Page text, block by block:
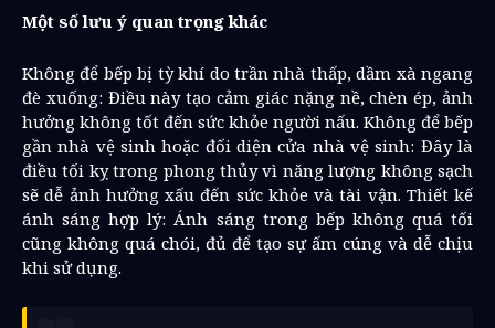
Một số lưu ý quan trọng khác
Không để bếp bị tỳ khí do trần nhà thấp, dầm xà ngang
đè xuống: Điều này tạo cảm giác nặng nề, chèn ép, ảnh
hưởng không tốt đến sức khỏe người nấu. Không để bếp
gần nhà vệ sinh hoặc đối diện cửa nhà vệ sinh: Đây là
điều tối kỵ trong phong thủy vì năng lượng không sạch
sẽ dễ ảnh hưởng xấu đến sức khỏe và tài vận. Thiết kế
ánh sáng hợp lý: Ánh sáng trong bếp không quá tối
cũng không quá chói, đủ để tạo sự ấm cúng và dễ chịu
khi sử dụng.